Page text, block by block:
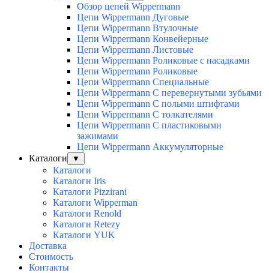
Обзор цепей Wippermann
Цепи Wippermann Дуговые
Цепи Wippermann Втулочные
Цепи Wippermann Конвейерные
Цепи Wippermann Листовые
Цепи Wippermann Роликовые с насадками
Цепи Wippermann Роликовые
Цепи Wippermann Специальные
Цепи Wippermann С перевернутыми зубьями
Цепи Wippermann С полыми штифтами
Цепи Wippermann С толкателями
Цепи Wippermann С пластиковыми
зажимами
Цепи Wippermann Аккумуляторные
Каталоги
▼
Каталоги
Каталоги Iris
Каталоги Pizzirani
Каталоги Wipperman
Каталоги Renold
Каталоги Retezy
Каталоги YUK
Доставка
Стоимость
Контакты